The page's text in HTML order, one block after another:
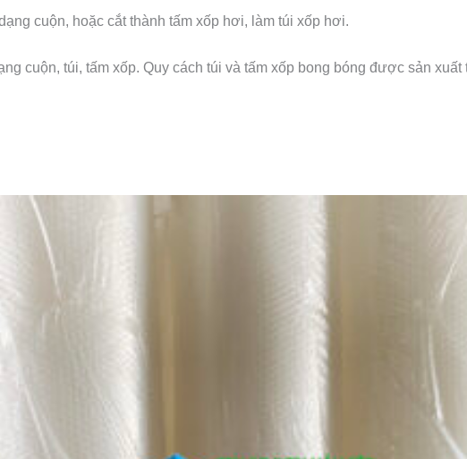
cuộn, hoặc cắt thành tấm xốp hơi, làm túi xốp hơi.
cuộn, túi, tấm xốp. Quy cách túi và tấm xốp bong bóng được sản